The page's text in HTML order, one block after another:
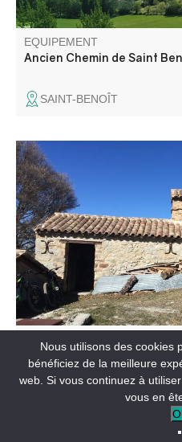
EQUIPEMENT
Ancien Chemin de Saint
SAINT-BENOÎT
Parcours dont le départ est
une portion des Chemins du
Courchons - Moriez
SAINT-ANDRÉ-LES-ALPES
Nous utilisons des cookies
bénéficiez de la meilleure
web. Si vous continuez à
vous en